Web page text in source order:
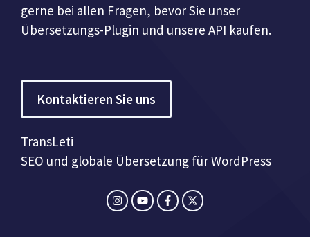
gerne bei allen Fragen, bevor Sie unser
Übersetzungs-Plugin und unsere API kaufen.
Kontaktieren Sie uns
TransLeti
SEO und globale Übersetzung für WordPress